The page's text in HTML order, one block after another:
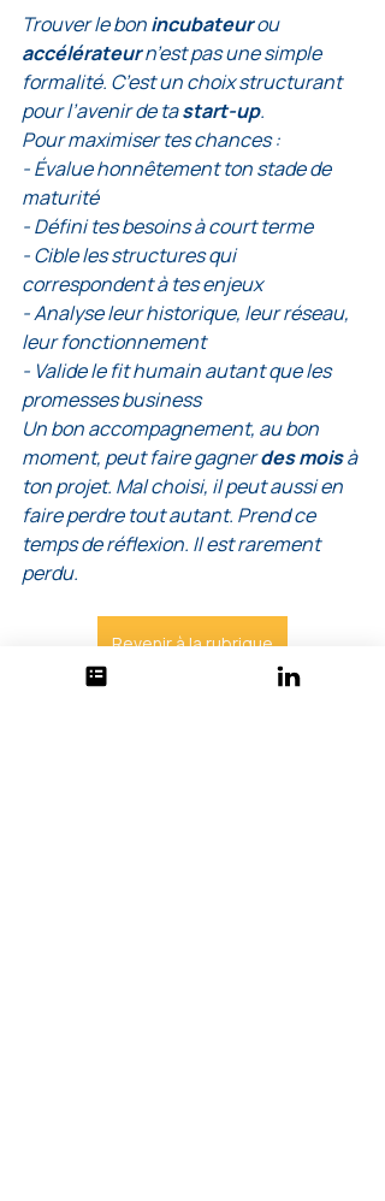
Trouver le bon incubateur ou
accélérateur n’est pas une simple
formalité. C’est un choix structurant
pour l’avenir de ta start-up.
Pour maximiser tes chances :
- Évalue honnêtement ton stade de
maturité
- Défini tes besoins à court terme
- Cible les structures qui
correspondent à tes enjeux
- Analyse leur historique, leur réseau,
leur fonctionnement
- Valide le fit humain autant que les
promesses business
Un bon accompagnement, au bon
moment, peut faire gagner des mois à
ton projet. Mal choisi, il peut aussi en
faire perdre tout autant. Prend ce
temps de réflexion. Il est rarement
perdu.
Revenir à la rubrique